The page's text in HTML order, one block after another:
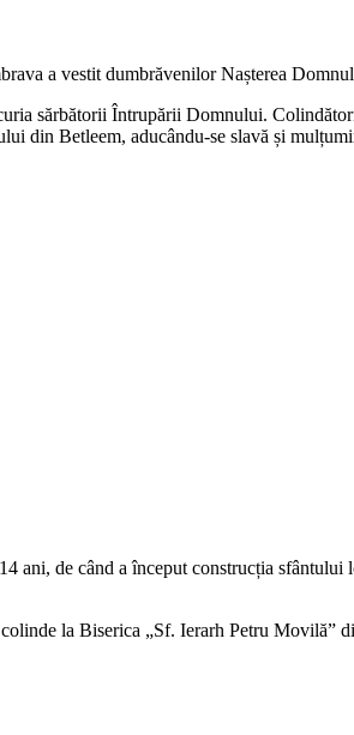
a vestit dumbrăvenilor Nașterea
sărbătorii Întrupării Domnului.
din Betleem, aducându-se slavă și
de când a început construcția sfântului
la Biserica „Sf. Ierarh Petru Movilă”